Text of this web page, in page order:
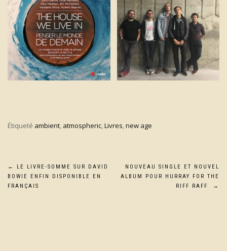
Étiqueté ambient, atmospheric,Livres,new age
Navigation
de
←
LE LIVRE-SOMME SUR DAVID
BOWIE ENFIN DISPONIBLE EN
FRANÇAIS
NOUVEAU SINGLE ET NOUVEL
ALBUM POUR HURRAY FOR THE
RIFF RAFF
→